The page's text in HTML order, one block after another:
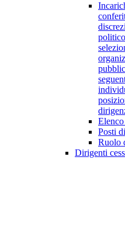
Posti
Ruolo
Dirigenti